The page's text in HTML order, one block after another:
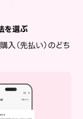
を選ぶ
入（先払い）のどち